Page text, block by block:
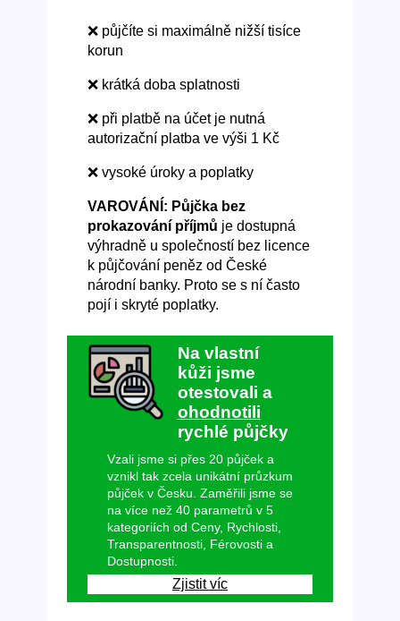
❌ půjčíte si maximálně nižší tisíce
korun
❌ krátká doba splatnosti
❌ při platbě na účet je nutná
autorizační platba ve výši 1 Kč
❌ vysoké úroky a poplatky
VAROVÁNÍ: Půjčka bez
prokazování příjmů je dostupná
výhradně u společností bez licence
k půjčování peněz od České
národní banky. Proto se s ní často
pojí i skryté poplatky.
Na vlastní
kůži jsme
otestovali a
ohodnotili
rychlé půjčky
Vzali jsme si přes 20 půjček a
vznikl tak zcela unikátní průzkum
půjček v Česku. Zaměřili jsme se
na více než 40 parametrů v 5
kategoriích od Ceny, Rychlosti,
Transparentnosti, Férovosti a
Dostupnosti.
Zjistit víc